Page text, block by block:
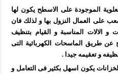
الموجودة على الاسطح يكون لها
على العمال النزول بها و لذلك فان
و الالات المناسبة و القيام بتنظيف
عن طريق الماسحات الكهربائية التى
و تعقيمه جيدا .
يكون اسهل بكثير فى التعامل و